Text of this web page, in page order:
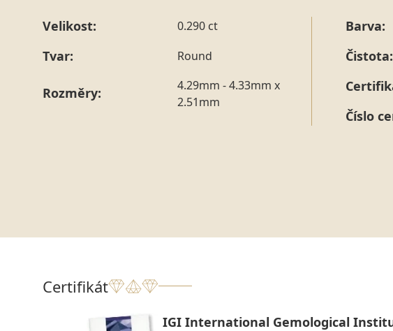
Velikost: 0.290 ct
Tvar: Round
Rozměry:
4.29mm - 4.33mm x
2.51mm
Barva:
Čistota:
Číslo
Certifikát
IGI International Gemological